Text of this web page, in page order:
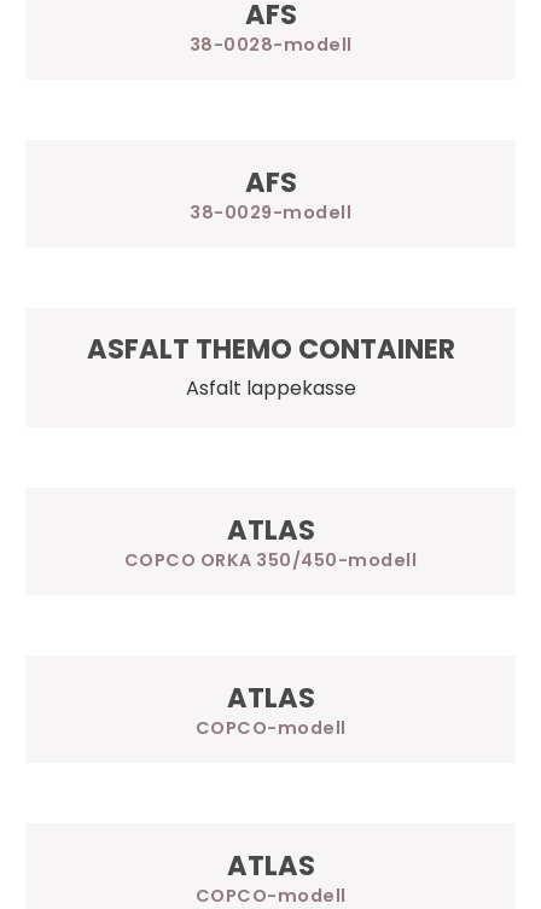
AFS
38-0028
AFS
38-0029
ASFALT THEMO CONTAINER
Asfalt lappekasse
ATLAS
COPCO ORKA 350/450
ATLAS
COPCO
ATLAS
COPCO